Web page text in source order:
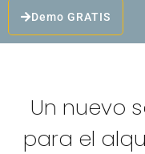
Demo GRATIS
Un nuevo
para el